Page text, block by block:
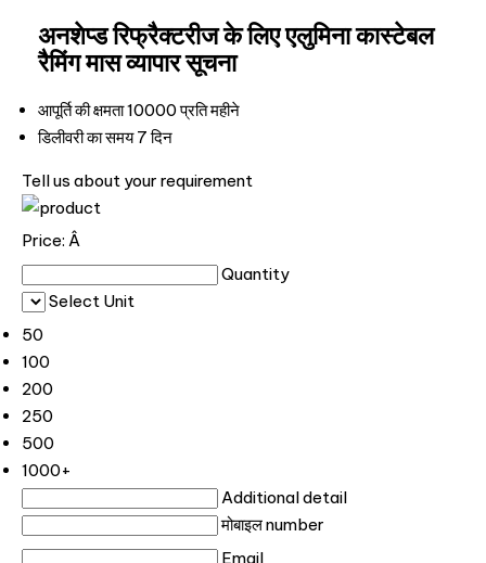
अनशेप्ड रिफ्रैक्टरीज के लिए एलुमिना कास्टेबल
रैमिंग मास व्यापार सूचना
आपूर्ति की क्षमता10000 प्रति महीने
डिलीवरी का समय 7 दिन
Tell us about your requirement
Price: Â
Quantity
Select Unit
50
100
200
250
500
1000+
Additional detail
मोबाइल number
Email